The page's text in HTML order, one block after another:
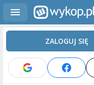
ZALOGUJ SIĘ